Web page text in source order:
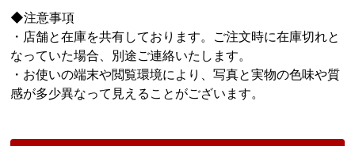
◆注意事項
・店舗と在庫を共有しております。ご注文時に在庫切れと
なっていた場合、別途ご連絡いたします。
・お使いの端末や閲覧環境により、写真と実物の色味や質
感が多少異なって見えることがございます。